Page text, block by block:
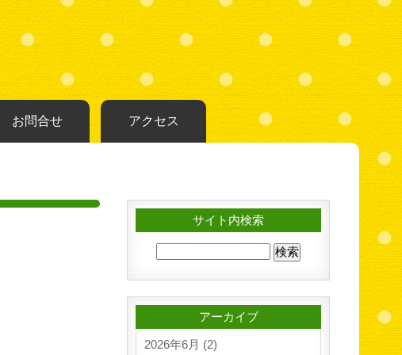
お問合せ アクセス
サイト内検索
アーカイブ
2026年6月 (2)